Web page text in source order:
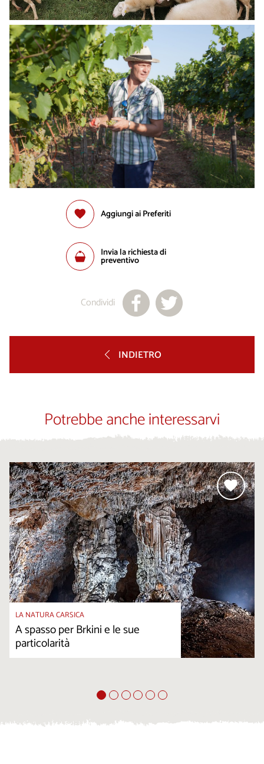
Aggiungi ai Preferiti
Invia la richiesta di
preventivo
Condividi
INDIETRO
Potrebbe anche interessarvi
LA NATURA CARSICA
A spasso per Brkini e le sue
particolarità